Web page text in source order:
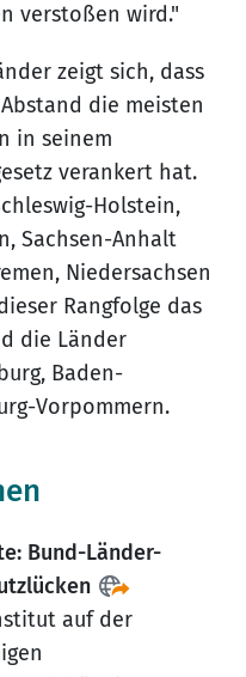
verstoßen wird."
zeigt sich, dass
die meisten
in seinem
verankert hat.
Holstein,
Sachsen-Anhalt
Niedersachsen
Rangfolge das
die Länder
Baden-
Vorpommern.
Bund-Länder-
auf der